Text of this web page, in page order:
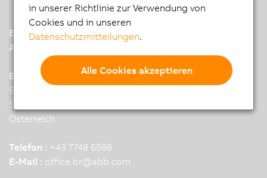
B&R
A member of the ABB Group
B&R Industrial Automation GmbH
B&R Strasse 1
5142 Eggelsberg
Österreich
Telefon : +43 7748 6586
E-Mail : office.br@abb.com
in unserer Richtlinie zur Verwendung von
Cookies und in unseren
Datenschutzmitteilungen.
Alle Cookies akzeptieren